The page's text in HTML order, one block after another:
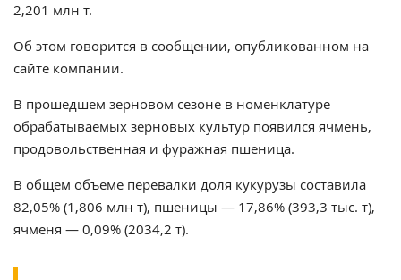
2,201 млн т.
Об этом говорится в сообщении, опубликованном на
сайте компании.
В прошедшем зерновом сезоне в номенклатуре
обрабатываемых зерновых культур появился ячмень,
продовольственная и фуражная пшеница.
В общем объеме перевалки доля кукурузы составила
82,05% (1,806 млн т), пшеницы — 17,86% (393,3 тыс. т),
ячменя — 0,09% (2034,2 т).